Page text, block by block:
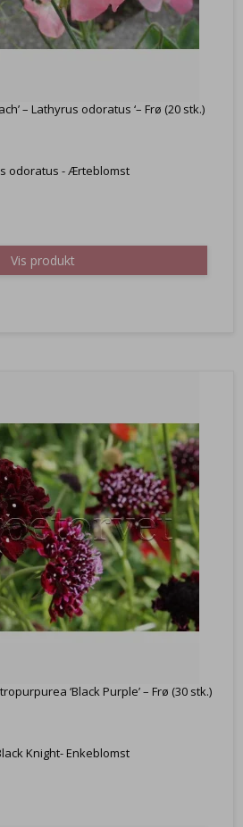
– Lathyrus odoratus ‘– Frø (20 stk.)
odoratus - Ærteblomst
Vis produkt
‘Black Purple’ – Frø (30 stk.)
Knight- Enkeblomst